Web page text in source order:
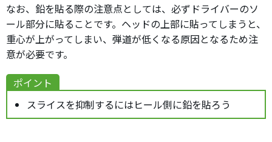
なお、鉛を貼る際の注意点としては、必ずドライバーのソ
ール部分に貼ることです。ヘッドの上部に貼ってしまうと、
重心が上がってしまい、弾道が低くなる原因となるため注
意が必要です。
ポイント
スライスを抑制するにはヒール側に鉛を貼ろう